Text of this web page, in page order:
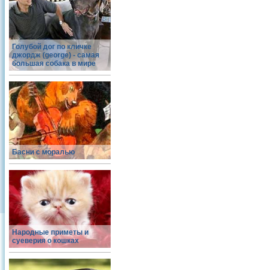
Голубой дог по кличке
джордж (george) - самая
большая собака в мире
Басни с моралью
Народные приметы и
суеверия о кошках